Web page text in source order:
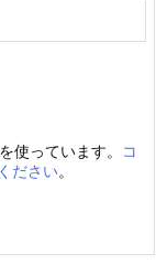
使っています。
コ
ださい。